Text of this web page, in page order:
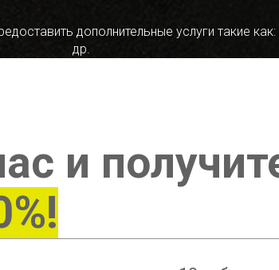
дополнительные услуги такие
др.
и